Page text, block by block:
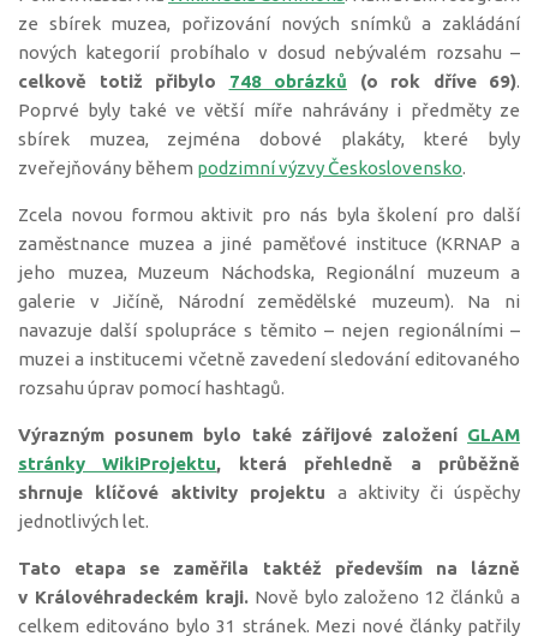
ze sbírek muzea, pořizování nových snímků a zakládání
nových kategorií probíhalo v dosud nebývalém rozsahu –
celkově totiž přibylo 748 obrázků (o rok dříve 69).
Poprvé byly také ve větší míře nahrávány i předměty ze
sbírek muzea, zejména dobové plakáty, které byly
zveřejňovány během podzimní výzvy Československo.
Zcela novou formou aktivit pro nás byla školení pro další
zaměstnance muzea a jiné paměťové instituce (KRNAP a
jeho muzea, Muzeum Náchodska, Regionální muzeum a
galerie v Jičíně, Národní zemědělské muzeum). Na ni
navazuje další spolupráce s těmito – nejen regionálními –
muzei a institucemi včetně zavedení sledování editovaného
rozsahu úprav pomocí hashtagů.
Výrazným posunem bylo také zářijové založení GLAM
stránky WikiProjektu, která přehledně a průběžně
shrnuje klíčové aktivity projektu a aktivity či úspěchy
jednotlivých let.
Tato etapa se zaměřila taktéž především na lázně
v Královéhradeckém kraji.Nově bylo založeno 12 článků a
celkem editováno bylo 31 stránek. Mezi nové články patřily